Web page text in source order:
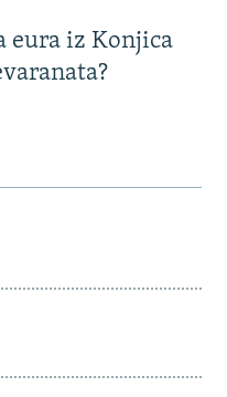
eura iz Konjica